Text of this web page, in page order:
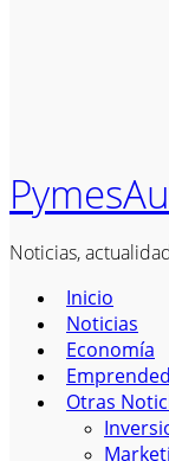
Noticias,
Inicio
Noticias
Economía
Otras